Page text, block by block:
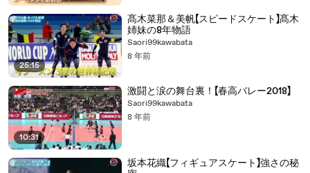
25:15
髙木菜那＆美帆【スピードスケート】髙木
姉妹の8年物語
Saori99kawabata
8 年前
10:31
激闘と涙の舞台裏！【春高バレー2018】
Saori99kawabata
8 年前
坂本花織【フィギュアスケート】強さの秘